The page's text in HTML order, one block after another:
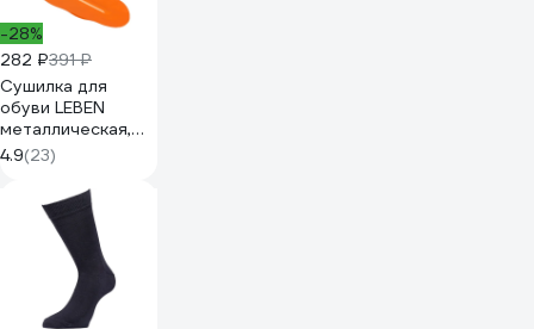
-28%
282 ₽391 ₽
Сушилка для
обуви LEBEN
металлическая,
220 В, 12 Вт,
температура
нагрева 65-80
градусов 410-005
4.9(23)